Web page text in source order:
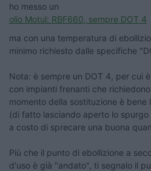
ho messo un
olio Motul: RBF660, sempre DOT 4
ma con una temperatura di
minimo richiesto dalle specifiche
Nota: è sempre un DOT 4, per cui
con impianti frenanti che
momento della sostituzione è
(di fatto lasciando aperto lo spurgo
a costo di sprecare una buona
Più che il punto di ebollizione a
d'uso è già "andato", ti segnalo il